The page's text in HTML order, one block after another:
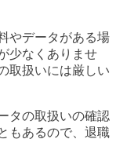
やデータがある場
少なくありませ
取扱いには厳しい
タの取扱いの確認
もあるので、退職